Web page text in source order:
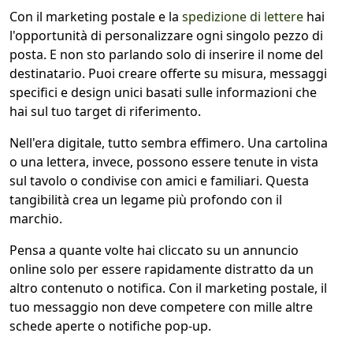
Con il marketing postale e la spedizione di lettere hai
l'opportunità di personalizzare ogni singolo pezzo di
posta. E non sto parlando solo di inserire il nome del
destinatario. Puoi creare offerte su misura, messaggi
specifici e design unici basati sulle informazioni che
hai sul tuo target di riferimento.
Nell'era digitale, tutto sembra effimero. Una cartolina
o una lettera, invece, possono essere tenute in vista
sul tavolo o condivise con amici e familiari. Questa
tangibilità crea un legame più profondo con il
marchio.
Pensa a quante volte hai cliccato su un annuncio
online solo per essere rapidamente distratto da un
altro contenuto o notifica. Con il marketing postale, il
tuo messaggio non deve competere con mille altre
schede aperte o notifiche pop-up.